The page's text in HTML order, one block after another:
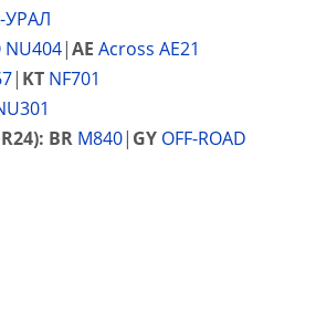
NU404|AE Across AE21
| KT NF701
BR M840| GY OFF-ROAD